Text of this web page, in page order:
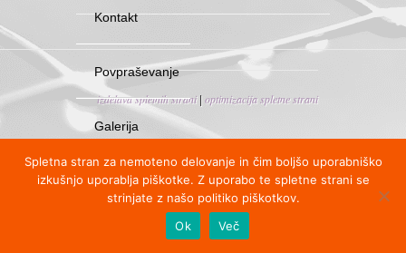
Kontakt
Povpraševanje
Galerija
Blog
izdelava spletnih strani | optimizacija spletne strani
Spletna stran za nemoteno delovanje in čim boljšo uporabniško
izkušnjo uporablja piškotke. Z uporabo te spletne strani se
strinjate z našo politiko piškotkov.
Ok
Več